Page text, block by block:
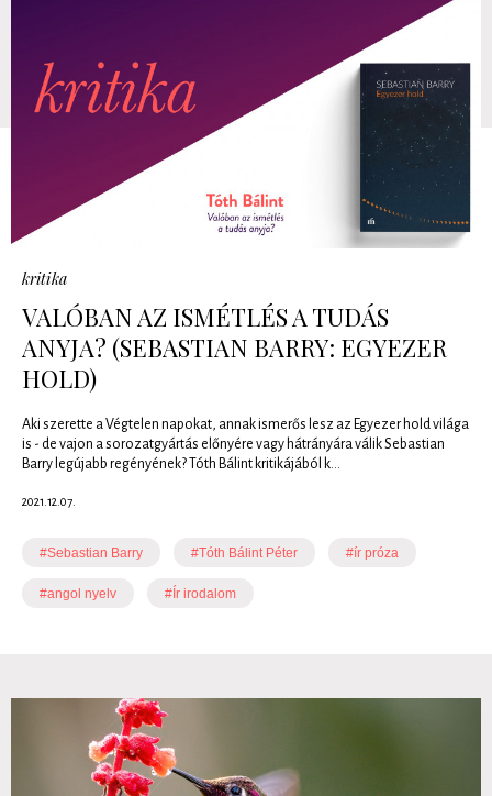
kritika
VALÓBAN AZ ISMÉTLÉS A TUDÁS
ANYJA? (SEBASTIAN BARRY: EGYEZER
HOLD)
Aki szerette a Végtelen napokat, annak ismerős lesz az Egyezer hold világa
is - de vajon a sorozatgyártás előnyére vagy hátrányára válik Sebastian
Barry legújabb regényének? Tóth Bálint kritikájából k...
2021.12.07.
#Sebastian Barry #Tóth Bálint Péter #ír próza
#angol nyelv #Ír irodalom